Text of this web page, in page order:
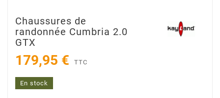
Chaussures de
randonnée Cumbria 2.0
GTX
179,95 € TTC
En stock